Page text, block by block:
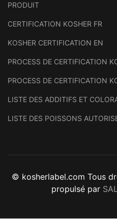
PRODUIT
CERTIFICATION KOSHER FR
KOSHER CERTIFICATION EN
PROCESS DE CERTIFICATION
PROCESS DE CERTIFICATION
LISTE DES ADDITIFS ET
LISTE DES POISSONS
© kosherlabel.com Tous
propulsé par